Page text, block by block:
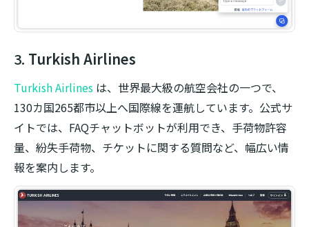
3. Turkish Airlines
Turkish Airlines は、世界最大級の航空会社の一つで、
130カ国265都市以上へ国際線を運航しています。公式サ
イトでは、FAQチャットボットが利用でき、手荷物許容
量、紛失手荷物、チケットに関する質問など、幅広い情
報を案内します。